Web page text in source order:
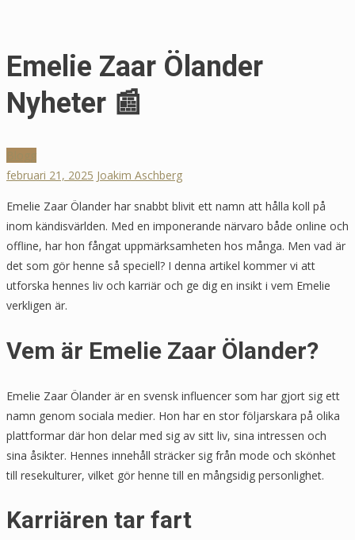
Emelie Zaar Ölander
Nyheter 📰
februari 21, 2025 Joakim Aschberg
Emelie Zaar Ölander har snabbt blivit ett namn att hålla koll på
inom kändisvärlden. Med en imponerande närvaro både online och
offline, har hon fångat uppmärksamheten hos många. Men vad är
det som gör henne så speciell? I denna artikel kommer vi att
utforska hennes liv och karriär och ge dig en insikt i vem Emelie
verkligen är.
Vem är Emelie Zaar Ölander?
Emelie Zaar Ölander är en svensk influencer som har gjort sig ett
namn genom sociala medier. Hon har en stor följarskara på olika
plattformar där hon delar med sig av sitt liv, sina intressen och
sina åsikter. Hennes innehåll sträcker sig från mode och skönhet
till resekulturer, vilket gör henne till en mångsidig personlighet.
Karriären tar fart